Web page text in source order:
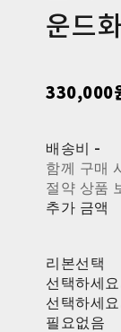
운드
330,000
배송비 -
함께 구매
절약 상품
추가 금액
리본선택
선택하세
선택하세
필요없음